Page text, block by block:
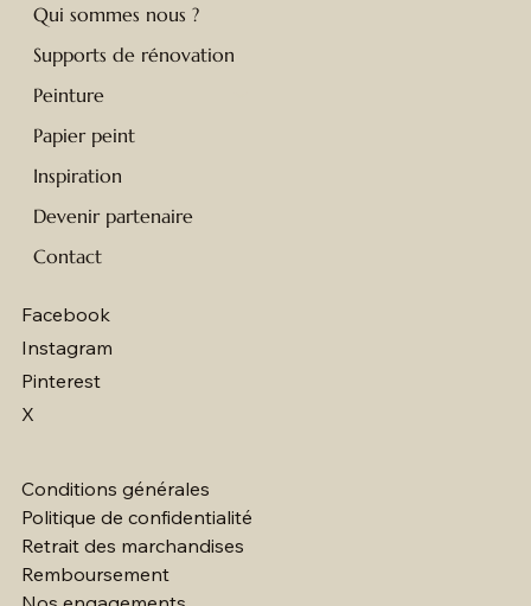
Qui sommes nous ?
Supports de rénovation
Peinture
Papier peint
Inspiration
Devenir partenaire
Contact
Conditions générales
Politique de confidentialité
Retrait des marchandises
Remboursement
Facebook
Instagram
Pinterest
X